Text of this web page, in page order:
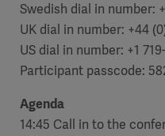
Swedish dial in number:
UK dial in number: +44
US dial in number: +1
Participant passcode:
Agenda
14:45 Call in to the